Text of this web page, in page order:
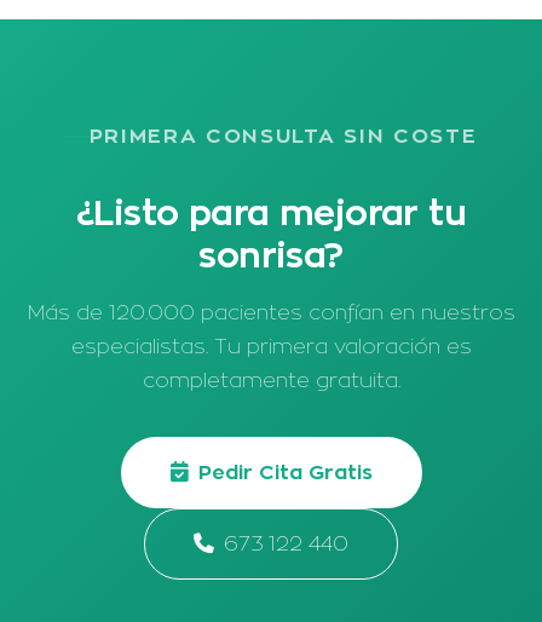
PRIMERA CONSULTA SIN COSTE
¿Listo para mejorar tu
sonrisa?
Más de 120.000 pacientes confían en nuestros
especialistas. Tu primera valoración es
completamente gratuita.
Pedir Cita Gratis
673 122 440